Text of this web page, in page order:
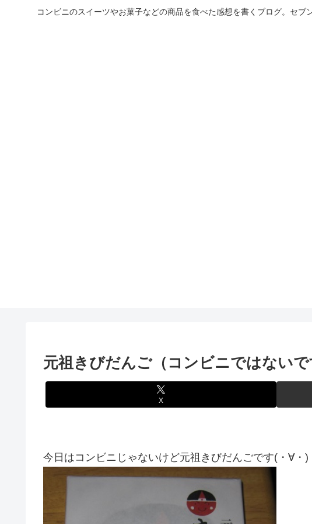
コンビニのスイーツやお菓子などの商品を食べた感想を書くブログ。セ
元祖きびだんご（コンビニではないで
X
今日はコンビニじゃないけど元祖きびだんごです(・∀・)